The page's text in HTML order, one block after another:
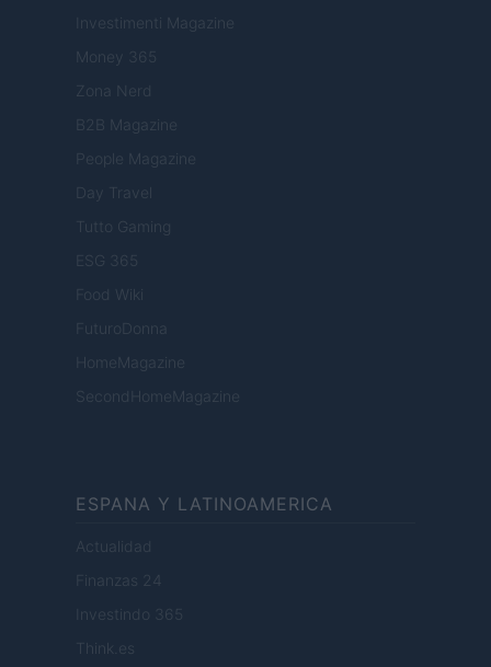
Investimenti Magazine
Money 365
Zona Nerd
B2B Magazine
People Magazine
Day Travel
Tutto Gaming
ESG 365
Food Wiki
FuturoDonna
HomeMagazine
SecondHomeMagazine
ESPANA Y LATINOAMERICA
Actualidad
Finanzas 24
Investindo 365
Think.es